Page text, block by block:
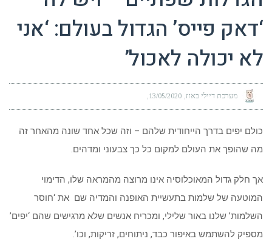
‘דאק פייס’ הגדול בעולם: ‘אני
לא יכולה לאכול’
מערכת דיילי באזז 13/05/2020
כולם יפים בדרך הייחודית שלהם – וזה שכל אחד שונה מהאחר זה
מה שהופך את העולם למקום כל כך צבעוני ומדהים.
אך חלק גדול המאוכלוסיה אינו מרוצה מהמראה שלו, הדימוי
המוטעה של שלמות בתעשיית האופנה והמדיה שם את ‘חוסר
השלמות’ שלנו באור שלילי, ומכריח אנשים שלא מרגישים שהם ‘יפים’
מספיק להשתמש באיפור כבד, ניתוחים, זריקות, וכו’.